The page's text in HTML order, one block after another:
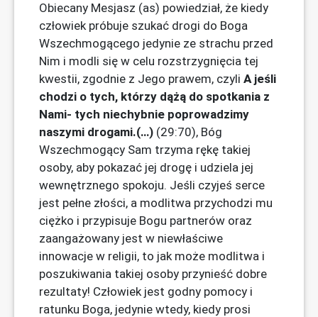
Obiecany Mesjasz (as) powiedział, że kiedy
człowiek próbuje szukać drogi do Boga
Wszechmogącego jedynie ze strachu przed
Nim i modli się w celu rozstrzygnięcia tej
kwestii, zgodnie z Jego prawem, czyli A jeśli
chodzi o tych, którzy dążą do spotkania z
Nami- tych niechybnie poprowadzimy
naszymi drogami.(…) (29:70), Bóg
Wszechmogący Sam trzyma rękę takiej
osoby, aby pokazać jej drogę i udziela jej
wewnętrznego spokoju. Jeśli czyjeś serce
jest pełne złości, a modlitwa przychodzi mu
ciężko i przypisuje Bogu partnerów oraz
zaangażowany jest w niewłaściwe
innowacje w religii, to jak może modlitwa i
poszukiwania takiej osoby przynieść dobre
rezultaty! Człowiek jest godny pomocy i
ratunku Boga, jedynie wtedy, kiedy prosi